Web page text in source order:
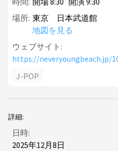
場所: 東京 日本武道館
地図を見る
ウェブサイト:
https://neveryoungbeach.jp/
J-POP
詳細:
日時:
2025年12月8日